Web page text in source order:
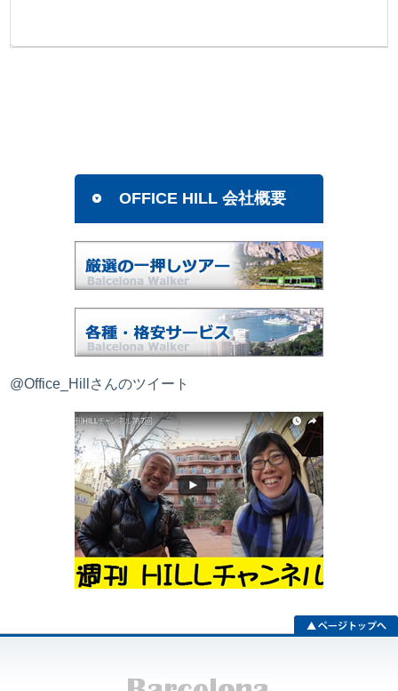
OFFICE HILL 会社概要
@Office_Hillさんのツイート